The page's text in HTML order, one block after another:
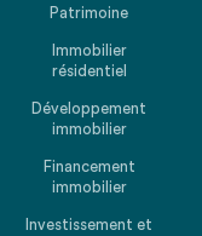
Patrimoine
Immobilier
résidentiel
Développement
immobilier
Financement
immobilier
Investissement et